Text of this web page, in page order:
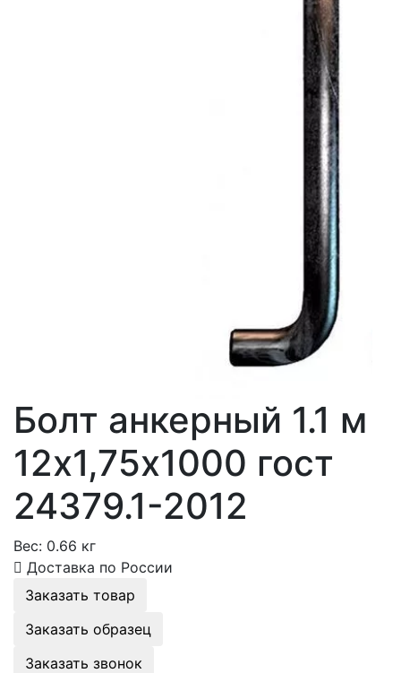
Болт анкерный 1.1 м
12х1,75х1000 гост
24379.1-2012
Вес: 0.66 кг
Доставка по России
Заказать товар
Заказать образец
Заказать звонок